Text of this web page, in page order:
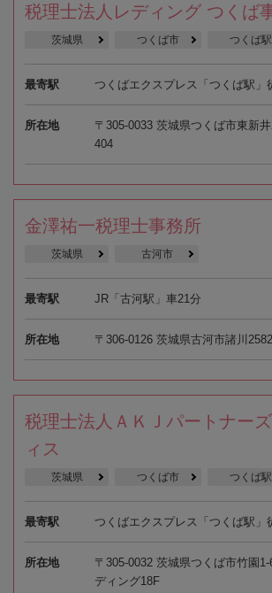
税理士法人レディング つくば
茨城県 つくば市 つくば駅
最寄駅 つくばエクスプレス「つくば駅」
所在地
〒305-0033 茨城県つくば市東新
404
金澤祐一税理士事務所
茨城県 古河市
最寄駅 JR「古河駅」車21分
所在地 〒306-0126 茨城県古河市諸川
税理士法人ＡＫＪパートナー
ィス
茨城県 つくば市 つくば駅
最寄駅 つくばエクスプレス「つくば駅」
所在地
〒305-0032 茨城県つくば市竹園
ディング18F